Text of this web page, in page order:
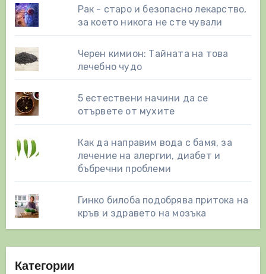
Рак - старо и безопасно лекарство,
за което никога не сте чували
Черен кимион: Тайната на това
лечебно чудо
5 естествени начини да се
отървете от мухите
Как да направим вода с бамя, за
лечение на алергии, диабет и
бъбречни проблеми
Гинко билоба подобрява притока на
кръв и здравето на мозъка
Категории